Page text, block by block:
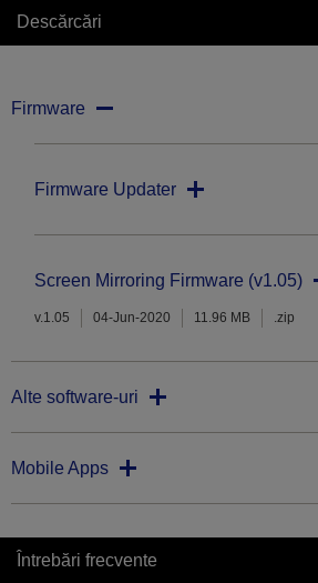
Descărcări
Firmware
Firmware Updater
Screen Mirroring Firmware (v1.05)
v.1.05 04-Jun-2020 11.96 MB .zip
Alte software-uri
Mobile Apps
Întrebări frecvente